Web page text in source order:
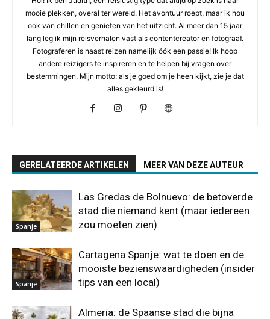
mooie plekken, overal ter wereld. Het avontuur roept, maar ik hou
ook van chillen en genieten van het uitzicht. Al meer dan 15 jaar
lang leg ik mijn reisverhalen vast als contentcreator en fotograaf.
Fotograferen is naast reizen namelijk óók een passie! Ik hoop
andere reizigers te inspireren en te helpen bij vragen over
bestemmingen. Mijn motto: als je goed om je heen kijkt, zie je dat
alles gekleurd is!
GERELATEERDE ARTIKELEN MEER VAN DEZE AUTEUR
Spanje
Las Gredas de Bolnuevo: de betoverde
stad die niemand kent (maar iedereen
zou moeten zien)
Spanje
Cartagena Spanje: wat te doen en de
mooiste bezienswaardigheden (insider
tips van een local)
Almeria: de Spaanse stad die bijna